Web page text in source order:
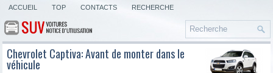
ACCUEIL TOP CONTACTS RECHERCHE
Chevrolet Captiva: Avant de monter dans le
véhicule